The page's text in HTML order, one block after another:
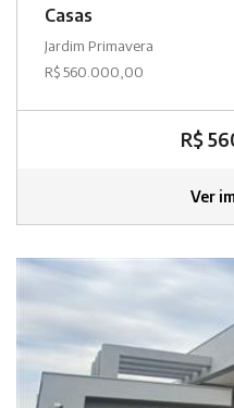
Casas
Jardim Primavera
R$ 560.000,00
R$
Ver